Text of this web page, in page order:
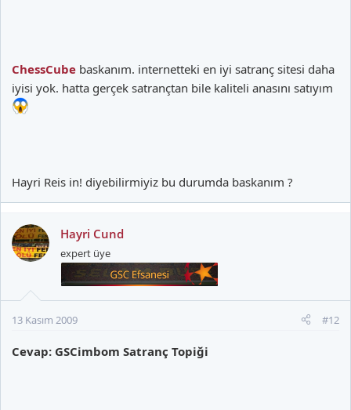
ChessCube baskanım. internetteki en iyi satranç sitesi daha
iyisi yok. hatta gerçek satrançtan bile kaliteli anasını satıyım
Hayri Reis in! diyebilirmiyiz bu durumda baskanım ?
Hayri Cund
expert üye
13 Kasım 2009 #12
Cevap: GSCimbom Satranç Topiği